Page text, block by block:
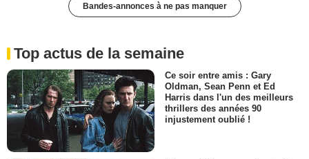
Bandes-annonces à ne pas manquer
Top actus de la semaine
Ce soir entre amis : Gary
Oldman, Sean Penn et Ed
Harris dans l'un des meilleurs
thrillers des années 90
injustement oublié !